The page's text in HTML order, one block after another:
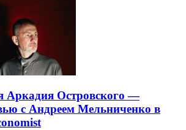
Аркадия Островского —
с Андреем Мельниченко в